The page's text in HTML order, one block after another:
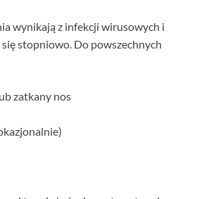
wynikają z infekcji wirusowych i
stopniowo. Do powszechnych
zatkany nos